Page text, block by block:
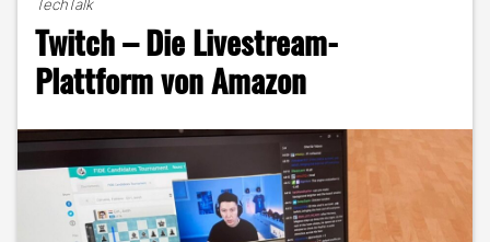
TechTalk
Twitch – Die Livestream-
Plattform von Amazon